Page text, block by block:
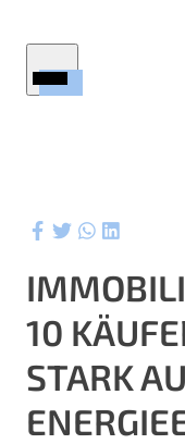
Service
Wertermittlung
Aktuelles
Referenzen
Kontakt
10
STARK